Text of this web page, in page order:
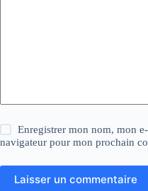
Enregistrer mon nom, mon
navigateur pour mon prochain
Laisser un commentaire